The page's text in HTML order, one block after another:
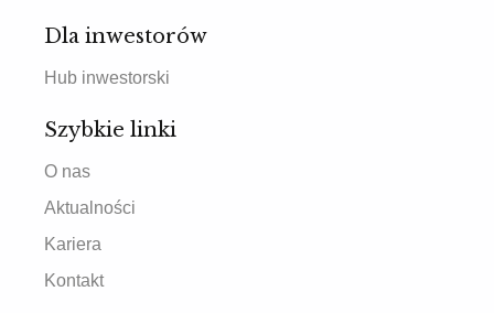
Dla inwestorów
Hub inwestorski
Szybkie linki
O nas
Aktualności
Kariera
Kontakt